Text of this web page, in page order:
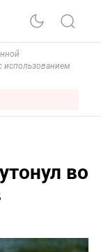
использованием
во